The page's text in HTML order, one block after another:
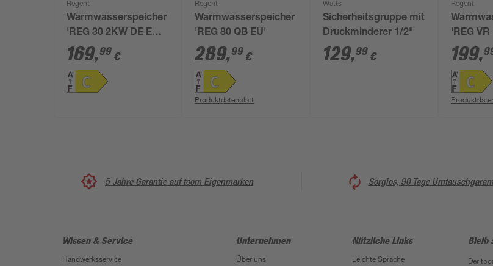
Regent
Warmwasserspeicher
'REG 30 2KW DE EU'
30 l
169,99 €
Regent
Warmwasserspeicher
'REG 80 QB EU'
289,99 €
Produktdatenblatt
Watts
Sicherheitsgruppe mit
Druckminderer 1/2"
129,99 €
Regent
'REG VR
199,
5 Jahre Garantie auf toom Eigenmarken Sorglos, 90 Tage
Wissen & Service
Handwerksservice
Unternehmen
Über uns
Nützliche Links
Leichte Sprache
Bleib
Der